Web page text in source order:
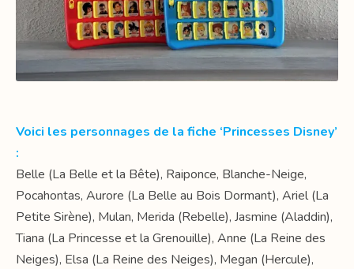
Voici les personnages de la fiche ‘Princesses Disney’
:
Belle (La Belle et la Bête), Raiponce, Blanche-Neige,
Pocahontas, Aurore (La Belle au Bois Dormant), Ariel (La
Petite Sirène), Mulan, Merida (Rebelle), Jasmine (Aladdin),
Tiana (La Princesse et la Grenouille), Anne (La Reine des
Neiges), Elsa (La Reine des Neiges), Megan (Hercule),